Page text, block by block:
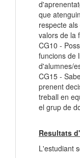
que
respecte
valors de la
CG10 -
funcions de
d'alumnes/
CG15 -
prenent
treball en
el grup de
Resultats
L'estudiant